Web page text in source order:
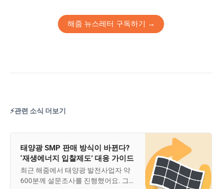
해줌 뉴스레터 구독하기 →
⚡관련 소식 더보기
태양광 SMP 판매 방식이 바뀐다?
‘재생에너지 입찰제도’ 대응 가이드
최근 해줌에서 태양광 발전사업자 약
600분께 설문조사를 진행했어요. 그